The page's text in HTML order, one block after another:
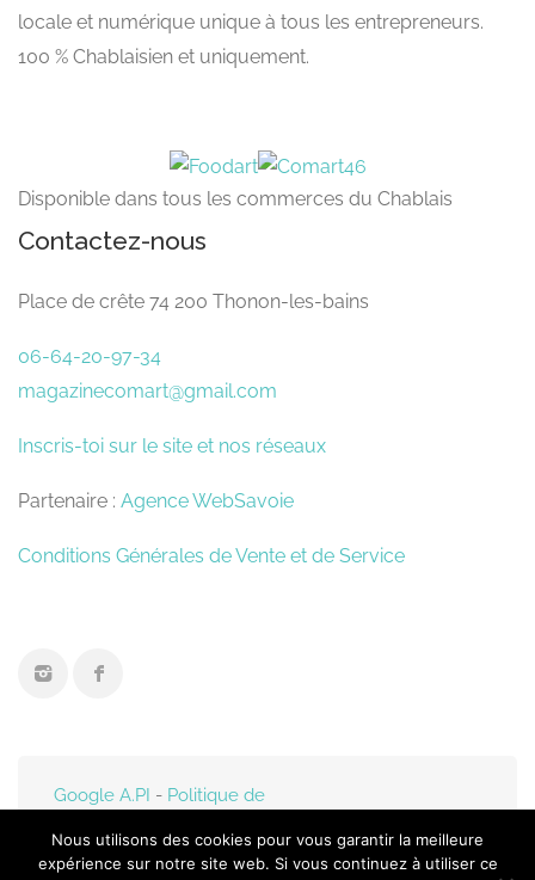
locale et numérique unique à tous les entrepreneurs.
100 % Chablaisien et uniquement.
Disponible dans tous les commerces du Chablais
Contactez-nous
Place de crête 74 200 Thonon-les-bains
06-64-20-97-34
magazinecomart@gmail.com
Inscris-toi sur le site et nos réseaux
Partenaire : Agence WebSavoie
Conditions Générales de Vente et de Service
Google A.PI - Politique de
ligne parWeb-Savoie.fr
Nous utilisons des cookies pour vous garantir la meilleure
expérience sur notre site web. Si vous continuez à utiliser ce